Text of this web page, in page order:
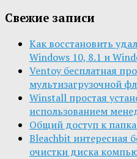
Свежие записи
Как восстановить
Windows 10, 8.1 и
Ventoy бесплатная
мультизагрузочной
Winstall простая
использованием
Общий доступ к
Bleachbit интересная
очистки диска